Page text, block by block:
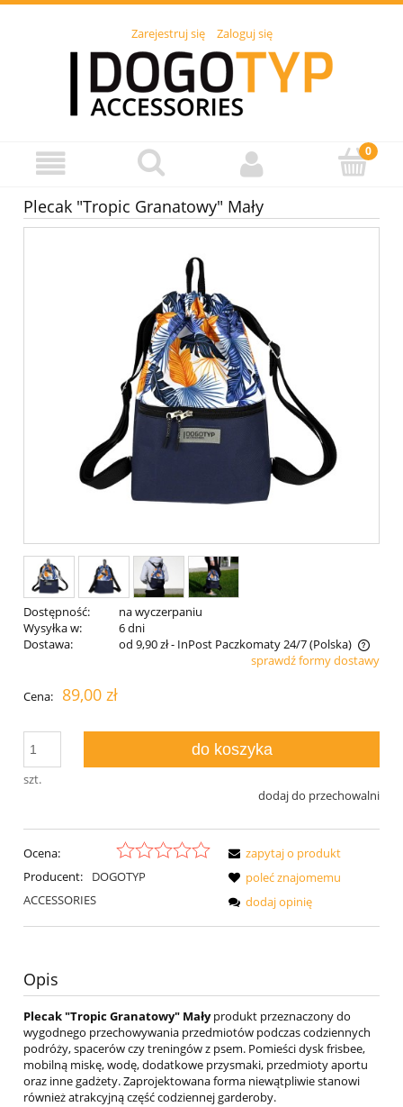
Zarejestruj się Zaloguj się
Plecak "Tropic Granatowy" Mały
Dostępność:
na wyczerpaniu
Wysyłka w:
6 dni
Dostawa:
od 9,90 zł- InPost Paczkomaty 24/7(Polska)
Cena nie zawiera ewentualnych kosztów płatnościsprawdź formy dostawy
Cena: 89,00 zł
szt.
do koszyka
dodaj do przechowalni
Ocena:
Producent:
DOGOTYP
ACCESSORIES
zapytaj o produkt
poleć znajomemu
dodaj opinię
Opis
Plecak "Tropic Granatowy" Małyprodukt przeznaczony do
wygodnego przechowywania przedmiotów podczas codziennych
podróży, spacerów czy treningów z psem. Pomieści dysk frisbee,
mobilną miskę, wodę, dodatkowe przysmaki, przedmioty aportu
oraz inne gadżety. Zaprojektowana forma niewątpliwie stanowi
również atrakcyjną część codziennej garderoby.